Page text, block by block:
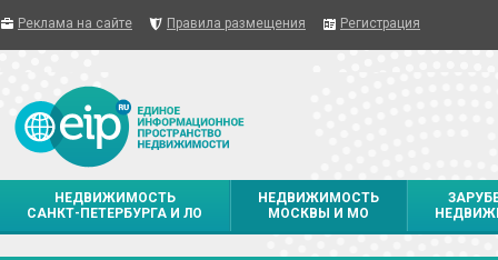
Реклама на сайте Правила размещения Регистрация
НЕДВИЖИМОСТЬ
САНКТ-ПЕТЕРБУРГА И ЛО
НЕДВИЖИМОСТЬ
МОСКВЫ И МО